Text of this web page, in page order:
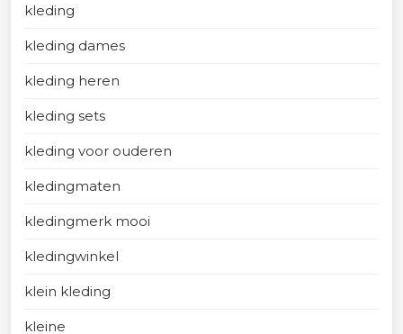
kleding
kleding dames
kleding heren
kleding sets
kleding voor ouderen
kledingmaten
kledingmerk mooi
kledingwinkel
klein kleding
kleine